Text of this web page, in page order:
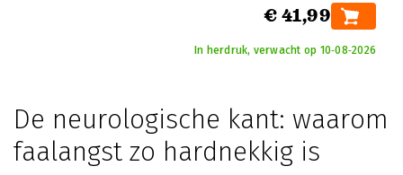
€ 41,99
In herdruk, verwacht op 10‑08‑2026
De neurologische kant: waarom
faalangst zo hardnekkig is